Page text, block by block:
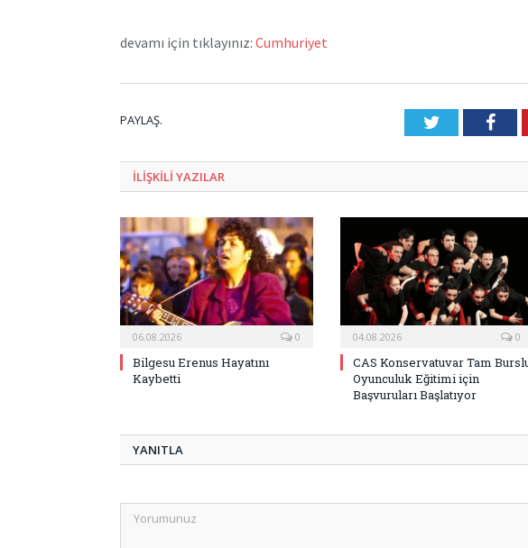
devamı için tıklayınız: Cumhuriyet
PAYLAŞ. Twitter
ILIŞKILI YAZILAR
06.08.2026 0
Bilgesu Erenus Hayatını
Kaybetti
04.08.2026 0
CAS Konservatuvar Tam
Oyunculuk Eğitimi için
Başvuruları Başlatıyor
YANITLA